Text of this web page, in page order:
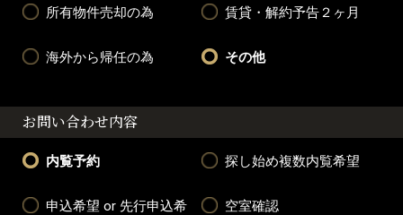
所有物件売却の為 賃貸・解約予告２ヶ月
海外から帰任の為 その他
お問い合わせ内容
内覧予約 探し始め複数内覧希望
申込希望 or 先行申込希
空室確認